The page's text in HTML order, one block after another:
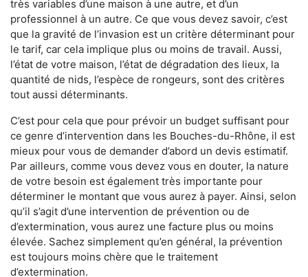
très variables d’une maison à une autre, et d’un
professionnel à un autre. Ce que vous devez savoir, c’est
que la gravité de l’invasion est un critère déterminant pour
le tarif, car cela implique plus ou moins de travail. Aussi,
l’état de votre maison, l’état de dégradation des lieux, la
quantité de nids, l’espèce de rongeurs, sont des critères
tout aussi déterminants.
C’est pour cela que pour prévoir un budget suffisant pour
ce genre d’intervention dans les Bouches-du-Rhône, il est
mieux pour vous de demander d’abord un devis estimatif.
Par ailleurs, comme vous devez vous en douter, la nature
de votre besoin est également très importante pour
déterminer le montant que vous aurez à payer. Ainsi, selon
qu’il s’agit d’une intervention de prévention ou de
d’extermination, vous aurez une facture plus ou moins
élevée. Sachez simplement qu’en général, la prévention
est toujours moins chère que le traitement
d’extermination.